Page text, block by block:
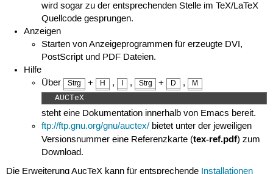
wird sogar zu der entsprechenden Stelle im TeX/LaTeX
Quellcode gesprungen.
Anzeigen
Starten von Anzeigeprogrammen für erzeugte DVI,
PostScript und PDF Dateien.
Hilfe
Über
Strg + H , I , Strg + D , M
  AUCTeX
steht eine Dokumentation innerhalb von Emacs bereit.
ftp://ftp.gnu.org/gnu/auctex/ bietet unter der jeweiligen
Versionsnummer eine Referenzkarte (tex-ref.pdf) zum
Download.
Die Erweiterung AucTeX kann für entsprechende Installationen